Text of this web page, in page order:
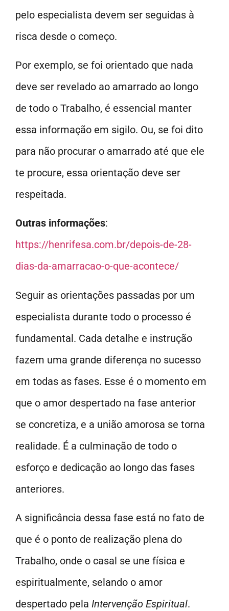
pelo especialista devem ser seguidas à
risca desde o começo.
Por exemplo, se foi orientado que nada
deve ser revelado ao amarrado ao longo
de todo o Trabalho, é essencial manter
essa informação em sigilo. Ou, se foi dito
para não procurar o amarrado até que ele
te procure, essa orientação deve ser
respeitada.
Outras informações:
https://henrifesa.com.br/depois-de-28-
dias-da-amarracao-o-que-acontece/
Seguir as orientações passadas por um
especialista durante todo o processo é
fundamental. Cada detalhe e instrução
fazem uma grande diferença no sucesso
em todas as fases. Esse é o momento em
que o amor despertado na fase anterior
se concretiza, e a união amorosa se torna
realidade. É a culminação de todo o
esforço e dedicação ao longo das fases
anteriores.
A significância dessa fase está no fato de
que é o ponto de realização plena do
Trabalho, onde o casal se une física e
espiritualmente, selando o amor
despertado pela Intervenção Espiritual.